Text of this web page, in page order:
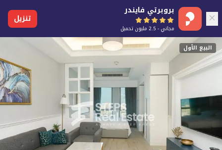
بروبرتي فايندر
مجاني - 2.5 مليون تحميل
تنزيل
البيع الأول